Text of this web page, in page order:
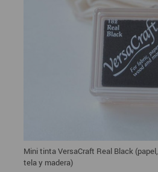
Mini tinta VersaCraft Real Black (papel,
tela y madera)